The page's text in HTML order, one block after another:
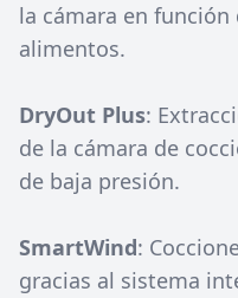
la cámara en
alimentos.
DryOut Plus:
de la cámara de
de baja presión.
SmartWind:
gracias al sistema